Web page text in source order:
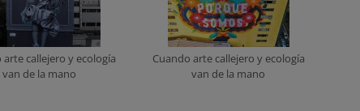
arte callejero y ecología
van de la mano
Cuando arte callejero y ecología
van de la mano